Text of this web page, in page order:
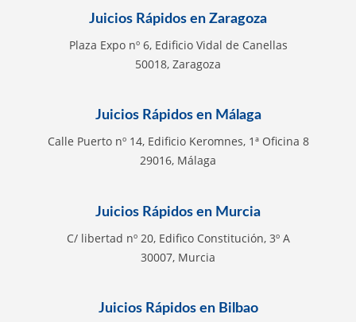
Juicios Rápidos en Zaragoza
Plaza Expo nº 6, Edificio Vidal de Canellas
50018, Zaragoza
Juicios Rápidos en Málaga
Calle Puerto nº 14, Edificio Keromnes, 1ª Oficina 8
29016, Málaga
Juicios Rápidos en Murcia
C/ libertad nº 20, Edifico Constitución, 3º A
30007, Murcia
Juicios Rápidos en Bilbao